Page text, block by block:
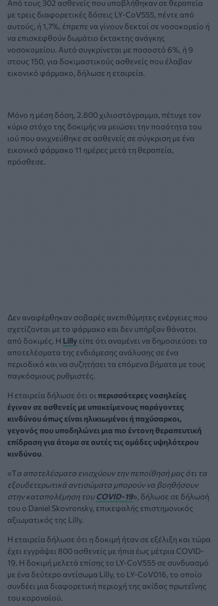
Από τους 302 ασθενείς που υποβλήθηκαν σε θεραπεία
με τρεις διαφορετικές δόσεις LY-CoV555, πέντε από
αυτούς, ή 1,7%, έπρεπε να γίνουν δεκτοί σε νοσοκομείο ή
να επισκεφθούν δωμάτιο έκτακτης ανάγκης
νοσοκομείου. Αυτό συγκρίνεται με ποσοστό 6%, ή 9
στους 150, για δοκιμαστικούς ασθενείς που έλαβαν
εικονικό φάρμακο, δήλωσε η εταιρεία.
Μόνο η μέση δόση, 2.800 χιλιοστόγραμμα, πέτυχε τον
κύριο στόχο της δοκιμής να μειώσει την ποσότητα του
ιού που ανιχνεύθηκε σε ασθενείς σε σύγκριση με ένα
εικονικό φάρμακο 11 ημέρες μετά τη θεραπεία,
πρόσθεσε.
Δεν αναφέρθηκαν σοβαρές ανεπιθύμητες ενέργειες που
σχετίζονται με το φάρμακο και δεν υπήρξαν θάνατοι
από δοκιμές. H Lilly είπε ότι αναμένει να δημοσιεύσει τα
αποτελέσματα της ενδιάμεσης ανάλυσης σε ένα
περιοδικό και να συζητήσει τα επόμενα βήματα με τους
παγκόσμιους ρυθμιστές.
Η εταιρεία δήλωσε ότι οι περισσότερες νοσηλείες
έγιναν σε ασθενείς με υποκείμενους παράγοντες
κινδύνου όπως είναι ηλικιωμένοι ή παχύσαρκοι,
γεγονός που υποδηλώνει μια πιο έντονη θεραπευτική
επίδραση για άτομα σε αυτές τις ομάδες υψηλότερου
κινδύνου
«Τα αποτελέσματα ενισχύουν την πεποίθησή μας ότι τα
εξουδετερωτικά αντισώματα μπορούν να βοηθήσουν
στην καταπολέμηση του COVID-19», δήλωσε σε δήλωσή
του ο Daniel Skovronsky, επικεφαλής επιστημονικός
αξιωματικός της Lilly.
Η εταιρεία δήλωσε ότι η δοκιμή ήταν σε εξέλιξη και τώρα
έχει εγγράψει 800 ασθενείς με ήπια έως μέτρια COVID-
19. Η δοκιμή μελετά επίσης το LY-CoV555 σε συνδυασμό
με ένα δεύτερο αντίσωμα Lilly, το LY-CoV016, το οποίο
συνδέει μια διαφορετική περιοχή της ακίδας πρωτεΐνης
του κοροναϊού.